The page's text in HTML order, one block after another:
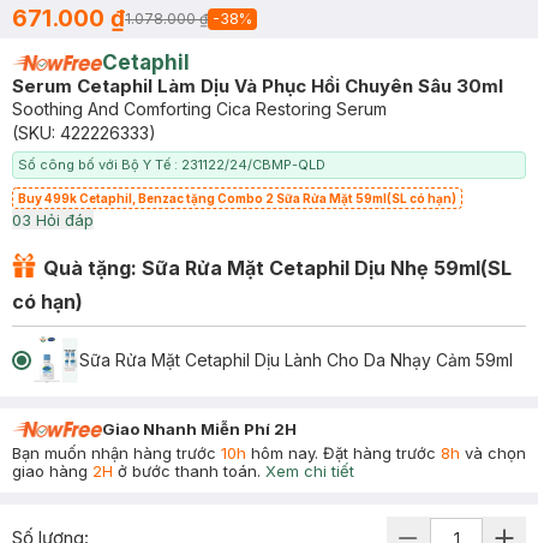
671.000 ₫1.078.000 ₫ -38%
Cetaphil
Serum Cetaphil Làm Dịu Và Phục Hồi Chuyên Sâu 30ml
Soothing And Comforting Cica Restoring Serum
(SKU: 422226333)
Số công bố với Bộ Y Tế : 231122/24/CBMP-QLD
Buy 499k Cetaphil, Benzac tặng Combo 2 Sữa Rửa Mặt 59ml(SL có hạn)
03 Hỏi đáp
Quà tặng: Sữa Rửa Mặt Cetaphil Dịu Nhẹ 59ml(SL
có hạn)
Sữa Rửa Mặt Cetaphil Dịu Lành Cho Da Nhạy Cảm 59ml
Giao Nhanh Miễn Phí 2H
Bạn muốn nhận hàng trước 10h hôm nay. Đặt hàng trước 8h và chọn
giao hàng 2H ở bước thanh toán. Xem chi tiết
Số lượng: